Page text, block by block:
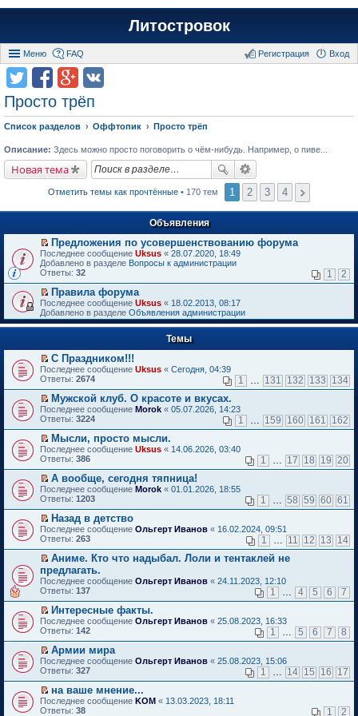
Литостровок
Меню FAQ Вход
Регистрация
Просто трёп
Список разделов Оффтопик Просто трёп
Описание: Здесь можно просто поговорить о чём-нибудь. Например, о пиве...
Новая тема
Отметить темы как прочтённые • 170 тем 1 2 3 4
Объявления
П
е
р
й
т
и
к
п
в
о
м
у
н
е
п
р
о
ч
и
т
а
н
н
о
м
у
с
о
о
б
щ
е
н
и
ю
Предложения по усовершенствованию форума
Последнее сообщение Uksus « 28.07.2020, 18:49
Добавлено в разделе Вопросы к администрации
Ответы: 32 1 2
П
е
р
е
т
и
к
п
р
в
о
м
у
н
е
п
р
о
ч
и
т
а
н
н
о
м
у
с
о
б
щ
е
н
и
ю
Правила форума
Последнее сообщение Uksus « 18.02.2013, 08:17
Добавлено в разделе Объявления администрации
Темы
П
е
е
й
т
и
к
п
е
р
в
о
м
у
н
е
п
р
о
ч
и
т
а
н
н
о
м
у
с
о
о
б
щ
е
н
и
С Праздником!!!
Последнее сообщение Uksus « Сегодня, 04:39
Ответы: 2674 1 131 132 133 134
П
е
е
й
т
и
к
п
е
р
в
о
м
у
н
е
п
р
о
и
т
а
н
н
о
м
у
с
о
о
б
Мужской клуб. О красоте и вкусах.
Последнее сообщение Morok « 05.07.2026, 14:23
Ответы: 3224 1 159 160 161 162
П
е
е
й
т
и
к
п
е
р
в
о
м
у
н
е
п
р
о
и
т
а
н
н
о
м
Мысли, просто мысли.
Последнее сообщение Uksus « 14.06.2026, 03:40
Ответы: 386 1 17 18 19 20
П
е
е
й
т
и
к
п
е
р
в
о
м
у
н
е
п
р
о
и
т
а
А вообще, сегодня тяпница!
Последнее сообщение Morok « 01.01.2026, 18:55
Ответы: 1203 1 58 59 60 61
П
е
е
й
т
и
к
п
е
р
в
о
м
у
н
е
п
р
о
Назад в детство
Последнее сообщение Ольгерт Иванов « 16.02.2024, 09:51
Ответы: 263 1 11 12 13 14
П
е
р
е
й
т
и
к
п
е
р
в
о
м
у
н
Аниме. Кто что надыбал. Лоли и тентаклей не
предлагать.
Последнее сообщение Ольгерт Иванов « 24.11.2023, 12:10
Ответы: 137 1 4 5 6 7
П
е
е
й
т
и
п
е
р
Интересные факты.
Последнее сообщение Ольгерт Иванов « 25.08.2023, 16:33
Ответы: 142 1 5 6 7 8
П
е
е
й
т
Армии мира
Последнее сообщение Ольгерт Иванов « 25.08.2023, 15:06
Ответы: 327 1 14 15 16 17
П
е
на ваше мнение...
Последнее сообщение KOM « 13.03.2023, 18:11
Ответы: 38 1 2